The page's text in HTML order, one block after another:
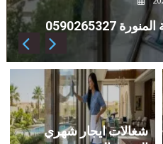
شغالات ايجار شهري